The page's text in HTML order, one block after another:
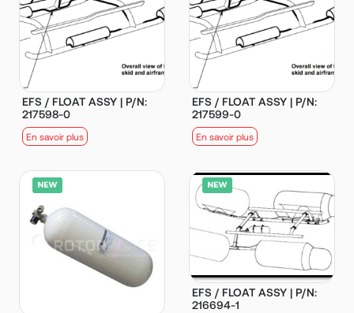
EFS / FLOAT ASSY | P/N:
217598-0
En savoir plus
EFS / FLOAT ASSY | P/N:
217599-0
En savoir plus
EFS / FLOAT ASSY | P/N:
216694-1